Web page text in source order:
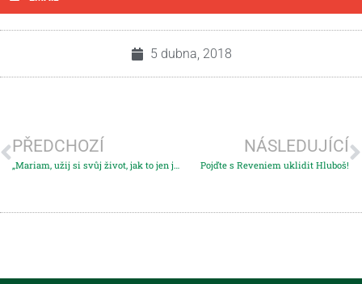
5 dubna, 2018
PŘEDCHOZÍ
„Mariam, užij si svůj život, jak to jen jde. S láskou Pierce…“
NÁSLEDUJÍCÍ
Pojďte s Reveniem uklidit Hluboš!